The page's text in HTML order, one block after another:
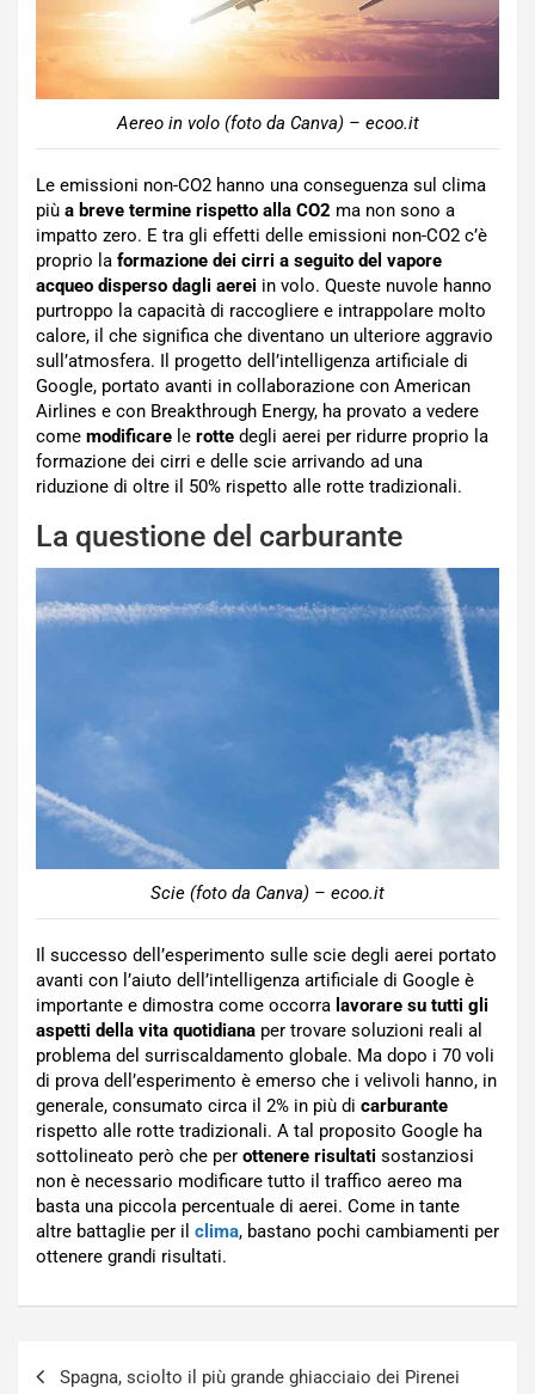
Aereo in volo (foto da Canva) – ecoo.it
Le emissioni non-CO2 hanno una conseguenza sul clima
più a breve termine rispetto alla CO2 ma non sono a
impatto zero. E tra gli effetti delle emissioni non-CO2 c’è
proprio la formazione dei cirri a seguito del vapore
acqueo disperso dagli aerei in volo. Queste nuvole hanno
purtroppo la capacità di raccogliere e intrappolare molto
calore, il che significa che diventano un ulteriore aggravio
sull’atmosfera. Il progetto dell’intelligenza artificiale di
Google, portato avanti in collaborazione con American
Airlines e con Breakthrough Energy, ha provato a vedere
come modificare le rotte degli aerei per ridurre proprio la
formazione dei cirri e delle scie arrivando ad una
riduzione di oltre il 50% rispetto alle rotte tradizionali.
La questione del carburante
Scie (foto da Canva) – ecoo.it
Il successo dell’esperimento sulle scie degli aerei portato
avanti con l’aiuto dell’intelligenza artificiale di Google è
importante e dimostra come occorra lavorare su tutti gli
aspetti della vita quotidiana per trovare soluzioni reali al
problema del surriscaldamento globale. Ma dopo i 70 voli
di prova dell’esperimento è emerso che i velivoli hanno, in
generale, consumato circa il 2% in più di carburante
rispetto alle rotte tradizionali. A tal proposito Google ha
sottolineato però che per ottenere risultati sostanziosi
non è necessario modificare tutto il traffico aereo ma
basta una piccola percentuale di aerei. Come in tante
altre battaglie per il clima, bastano pochi cambiamenti per
ottenere grandi risultati.
Spagna, sciolto il più grande ghiacciaio dei Pirenei